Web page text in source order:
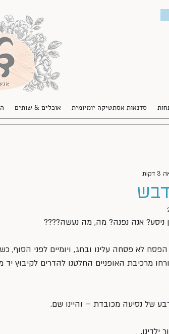
סדנאות אסתטיקה יומיומית אוכלים & שותים
אנה נפנה? מה, מה נעשה????
לא פסחה עלינו ובחג, ויומיים לפני הסוף,
מרכיבת האופניים החלטנו להדרים לקיבוץ
של נסיעה מכובדת – והיינו שם.
ילדינו.